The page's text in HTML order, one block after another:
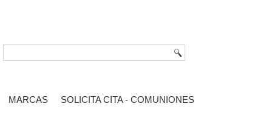
MARCAS SOLICITA CITA - COMUNIONES